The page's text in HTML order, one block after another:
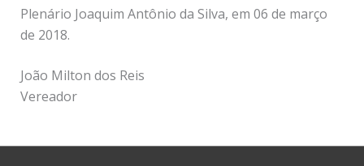
Plenário Joaquim Antônio da Silva, em 06 de março
de 2018.
João Milton dos Reis
Vereador